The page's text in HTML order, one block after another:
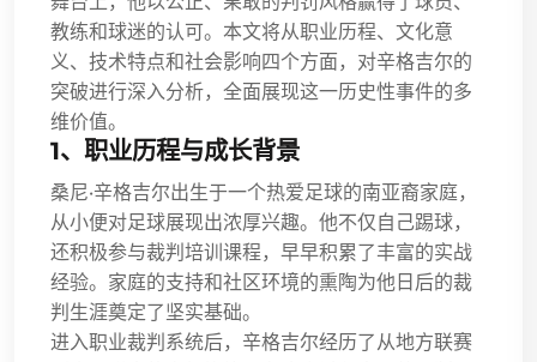
教练和球迷的认可。本文将从职业历程、文化意
义、技术特点和社会影响四个方面，对辛格吉尔的
突破进行深入分析，全面展现这一历史性事件的多
维价值。
1、职业历程与成长背景
桑尼·辛格吉尔出生于一个热爱足球的南亚裔家庭，
从小便对足球展现出浓厚兴趣。他不仅自己踢球，
还积极参与裁判培训课程，早早积累了丰富的实战
经验。家庭的支持和社区环境的熏陶为他日后的裁
判生涯奠定了坚实基础。
进入职业裁判系统后，辛格吉尔经历了从地方联赛